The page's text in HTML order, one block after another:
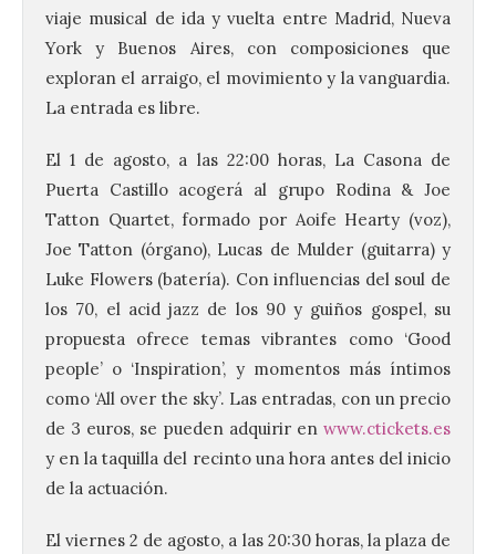
viaje musical de ida y vuelta entre Madrid, Nueva
York y Buenos Aires, con composiciones que
exploran el arraigo, el movimiento y la vanguardia.
La entrada es libre.
El 1 de agosto, a las 22:00 horas, La Casona de
Puerta Castillo acogerá al grupo Rodina & Joe
Tatton Quartet, formado por Aoife Hearty (voz),
Joe Tatton (órgano), Lucas de Mulder (guitarra) y
Luke Flowers (batería). Con influencias del soul de
los 70, el acid jazz de los 90 y guiños gospel, su
propuesta ofrece temas vibrantes como ‘Good
people’ o ‘Inspiration’, y momentos más íntimos
como ‘All over the sky’. Las entradas, con un precio
de 3 euros, se pueden adquirir en www.ctickets.es
y en la taquilla del recinto una hora antes del inicio
de la actuación.
El viernes 2 de agosto, a las 20:30 horas, la plaza de